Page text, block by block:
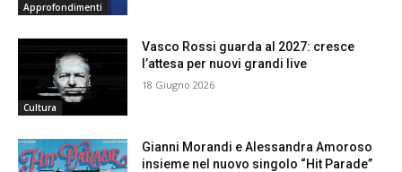
Approfondimenti
Cultura
Vasco Rossi guarda al 2027: cresce
l’attesa per nuovi grandi live
18 Giugno 2026
Gianni Morandi e Alessandra Amoroso
insieme nel nuovo singolo “Hit Parade”